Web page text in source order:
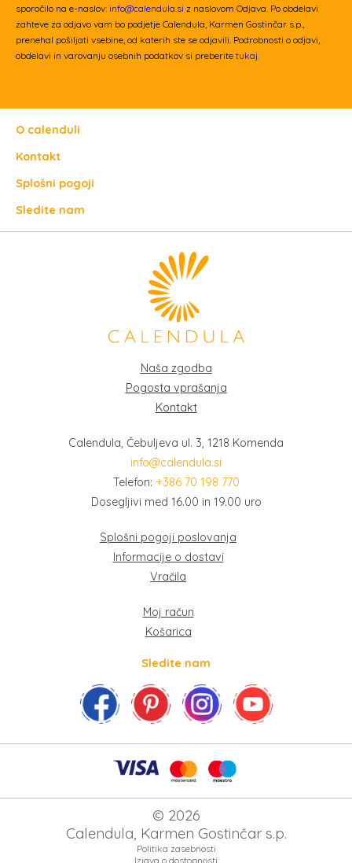
sporočilo na e-naslov: info@calendula.si z naslovom Odjava. Po obdelavi
zahteve za odjavo vam bo podjetje Calendula, Karmen Gostinčar s.p.,
prenehal pošiljati vsebine, od katerih ste se odjavili. Podrobnosti o odjavi,
obdelavi in varovanju osebnih podatkov si preberite tukaj.
O calenduli
Kontakt
Splošni pogoji
Sledite nam
Naša zgodba
Pogosta vprašanja
Kontakt
Calendula, Čebuljeva ul. 3, 1218 Komenda
info@calendula.si
Telefon: +386 70 198 770
Dosegljivi med 16.00 in 19.00 uro
Splošni pogoji poslovanja
Informacije o dostavi
Vračila
Moj račun
Košarica
Sledite nam
© 2026
Calendula, Karmen Gostinčar s.p.
Politika zasebnosti
Izjava o dostopnosti